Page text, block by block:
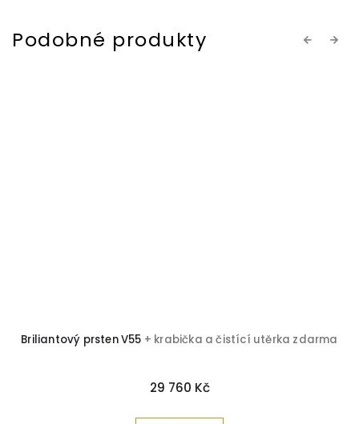
Previous
Briliantový prsten V55 + krabička a čistící utěrka zdarma
29 760 Kč
Next